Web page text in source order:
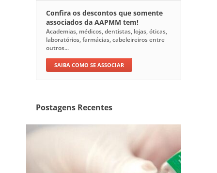
Confira os descontos que somente
associados da AAPMM tem!
Academias, médicos, dentistas, lojas, óticas,
laboratórios, farmácias, cabeleireiros entre
outros...
SAIBA COMO SE ASSOCIAR
Postagens Recentes